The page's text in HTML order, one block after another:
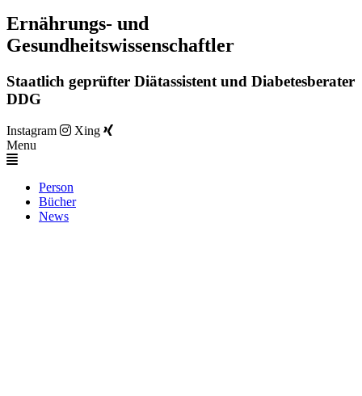
Ernährungs- und
Gesundheitswissenschaftler
Staatlich geprüfter Diätassistent und Diabetesberater
DDG
Instagram
Xing
Menu
Person
Bücher
News